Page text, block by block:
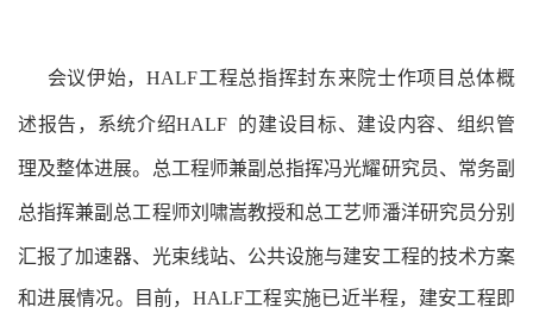
会议伊始，HALF工程总指挥封东来院士作项目总体概
述报告，系统介绍HALF 的建设目标、建设内容、组织管
理及整体进展。总工程师兼副总指挥冯光耀研究员、常务副
总指挥兼副总工程师刘啸嵩教授和总工艺师潘洋研究员分别
汇报了加速器、光束线站、公共设施与建安工程的技术方案
和进展情况。目前， HALF工程实施已近半程，建安工程即